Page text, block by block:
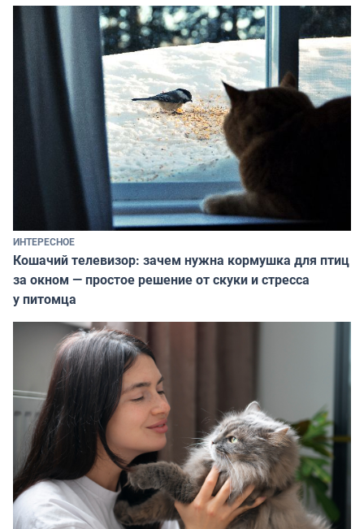
ИНТЕРЕСНОЕ
Кошачий телевизор: зачем нужна кормушка для птиц
за окном — простое решение от скуки и стресса
у питомца